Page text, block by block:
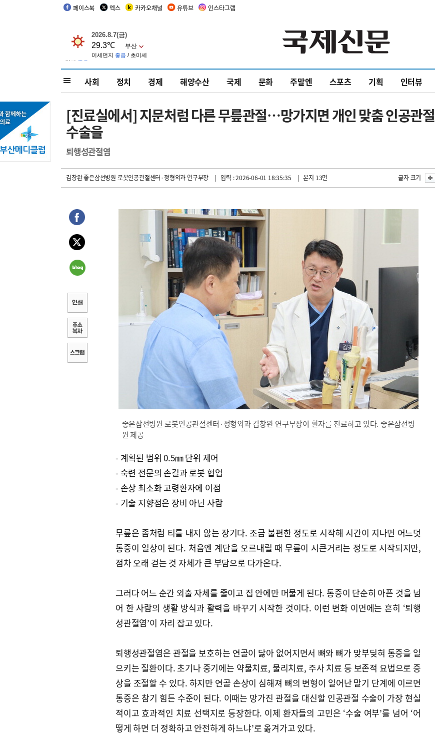
페이스북 엑스 카카오채널 유튜브 인스타그램
사회 정치 경제 해양수산 국제 문화 주말엔 스포츠 기획 인터뷰
[진료실에서] 지문처럼 다른 무릎관절…망가지면 개인 맞춤 인공관절
수술을
퇴행성관절염
김창완 좋은삼선병원 로봇인공관절센터·정형외과 연구부장 | 입력 : 2026-06-01 18:35:35 | 본지 13면 글자 크기
좋은삼선병원 로봇인공관절센터·정형외과 김창완 연구부장이 환자를 진료하고 있다. 좋은삼선병
원 제공
- 계획된 범위 0.5㎜ 단위 제어
- 숙련 전문의 손길과 로봇 협업
- 손상 최소화 고령환자에 이점
- 기술 지향점은 장비 아닌 사람
무릎은 좀처럼 티를 내지 않는 장기다. 조금 불편한 정도로 시작해 시간이 지나면 어느덧
통증이 일상이 된다. 처음엔 계단을 오르내릴 때 무릎이 시큰거리는 정도로 시작되지만,
점차 오래 걷는 것 자체가 큰 부담으로 다가온다.
그러다 어느 순간 외출 자체를 줄이고 집 안에만 머물게 된다. 통증이 단순히 아픈 것을 넘
어 한 사람의 생활 방식과 활력을 바꾸기 시작한 것이다. 이런 변화 이면에는 흔히 ‘퇴행
성관절염’이 자리 잡고 있다.
퇴행성관절염은 관절을 보호하는 연골이 닳아 없어지면서 뼈와 뼈가 맞부딪혀 통증을 일
으키는 질환이다. 초기나 중기에는 약물치료, 물리치료, 주사 치료 등 보존적 요법으로 증
상을 조절할 수 있다. 하지만 연골 손상이 심해져 뼈의 변형이 일어난 말기 단계에 이르면
통증은 참기 힘든 수준이 된다. 이때는 망가진 관절을 대신할 인공관절 수술이 가장 현실
적이고 효과적인 치료 선택지로 등장한다. 이제 환자들의 고민은 ‘수술 여부’를 넘어 ‘어
떻게 하면 더 정확하고 안전하게 하느냐’로 옮겨가고 있다.